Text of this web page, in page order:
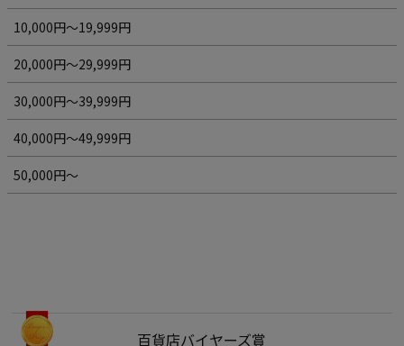
10,000円～19,999円
20,000円～29,999円
30,000円～39,999円
40,000円～49,999円
50,000円～
百貨店バイヤーズ賞